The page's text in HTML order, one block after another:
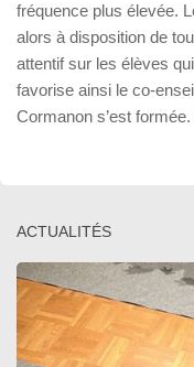
fréquence plus élevée.
alors à disposition de
attentif sur les élèves
favorise ainsi le co-
Cormanon s’est formée.
ACTUALITÉS